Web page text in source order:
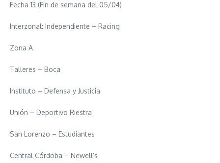
Fecha 13 (Fin de semana del 05/04)
Interzonal: Independiente – Racing
Zona A
Talleres – Boca
Instituto – Defensa y Justicia
Unión – Deportivo Riestra
San Lorenzo – Estudiantes
Central Córdoba – Newell’s